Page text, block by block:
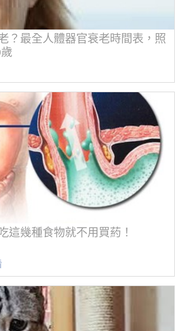
？最全人體器官衰老時間表，照
這幾種食物就不用買葯！